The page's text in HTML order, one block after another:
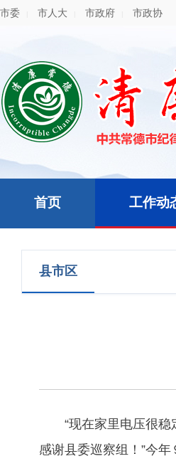
市委 市人大 市政府 市政协
首页 工作动
县市区
“现在家里电压很
感谢县委巡察组！”今